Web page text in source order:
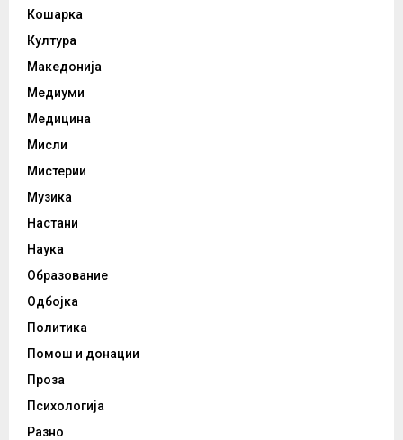
Кошарка
Култура
Македонија
Медиуми
Медицина
Мисли
Мистерии
Музика
Настани
Наука
Образование
Одбојка
Политика
Помош и донации
Проза
Психологија
Разно